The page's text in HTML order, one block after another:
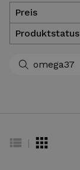
Preis
Produktstatus
omega37
|